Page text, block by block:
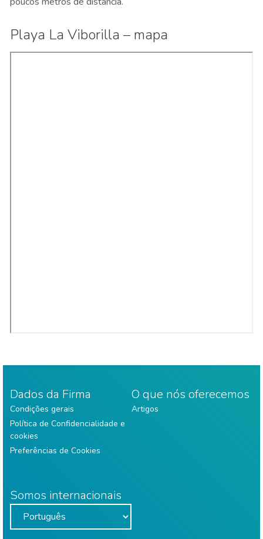
Playa La Viborilla – mapa
Dados da Firma
Condições gerais
Política de Confidencialidade e
cookies
Preferências de Cookies
O que nós oferecemos
Artigos
Somos internacionais